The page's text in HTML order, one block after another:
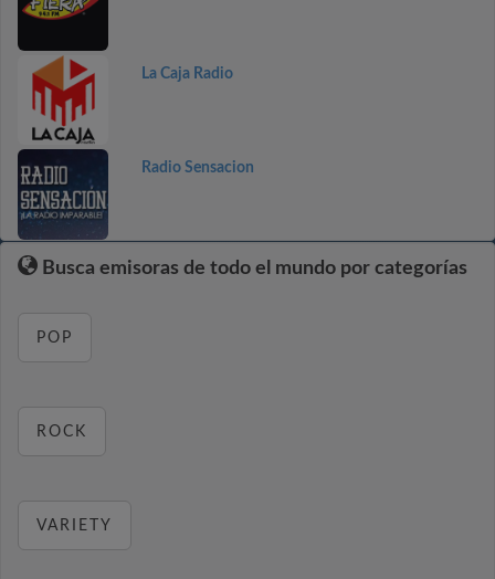
La Caja Radio
Radio Sensacion
Busca emisoras de todo el mundo por categorías
POP
ROCK
VARIETY